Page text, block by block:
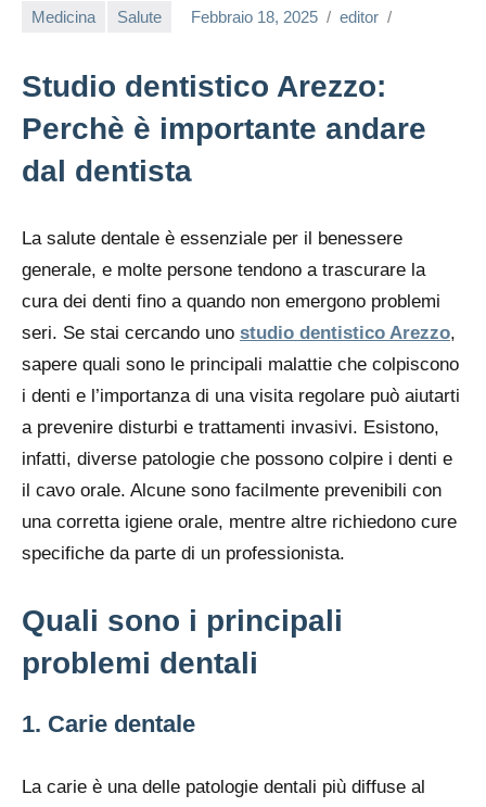
Medicina Salute Febbraio 18, 2025 editor
Studio dentistico Arezzo:
Perchè è importante andare
dal dentista
La salute dentale è essenziale per il benessere
generale, e molte persone tendono a trascurare la
cura dei denti fino a quando non emergono problemi
seri. Se stai cercando uno studio dentistico Arezzo,
sapere quali sono le principali malattie che colpiscono
i denti e l’importanza di una visita regolare può aiutarti
a prevenire disturbi e trattamenti invasivi. Esistono,
infatti, diverse patologie che possono colpire i denti e
il cavo orale. Alcune sono facilmente prevenibili con
una corretta igiene orale, mentre altre richiedono cure
specifiche da parte di un professionista.
Quali sono i principali
problemi dentali
1. Carie dentale
La carie è una delle patologie dentali più diffuse al